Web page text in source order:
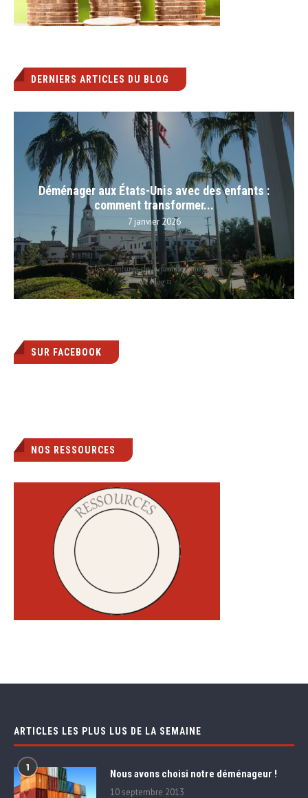
DERNIERS ARTICLES DU BLOG
Déménager aux États-Unis avec des enfants :
comment transformer...
7 janvier 2026
SUR FACEBOOK
NOS RESSOURCES
ARTICLES LES PLUS LUS DE LA SEMAINE
1 Nous avons choisi notre déménageur !
10 septembre 2013